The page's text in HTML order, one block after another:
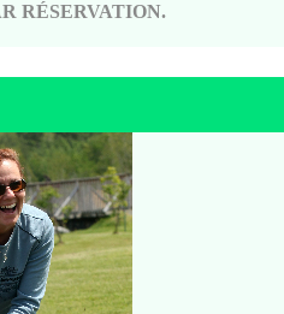
RÉSERVATION.